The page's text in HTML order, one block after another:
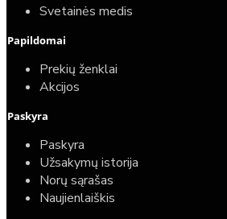
Svetainės medis
Papildomai
Prekių ženklai
Akcijos
Paskyra
Paskyra
Užsakymų istorija
Norų sąrašas
Naujienlaiškis